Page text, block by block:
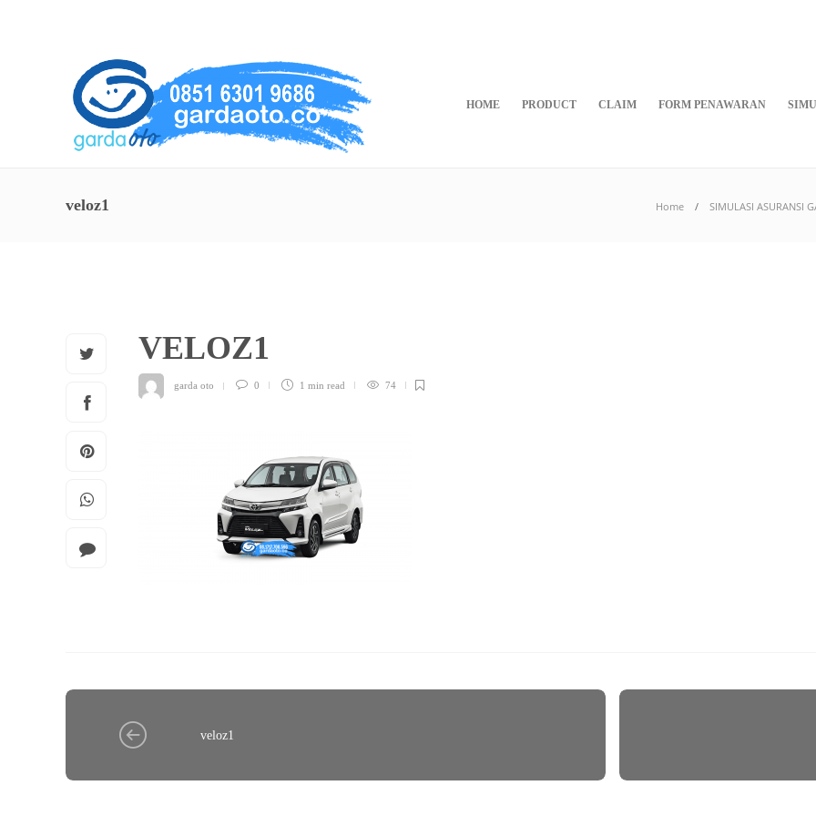
HOME PRODUCT CLAIM FORM PENAWARAN
veloz1 Home SIMULASI ASURANSI
VELOZ1
garda oto 0 1 min read 74
veloz1